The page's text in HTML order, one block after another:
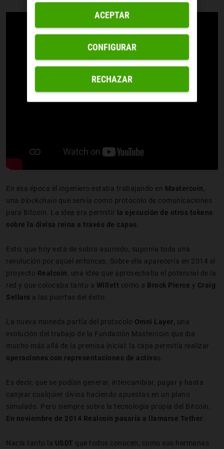
En esa época el ingeniero estaba trabajando en Mastercoin
una blockchain que servía como protocolo de comunicaciones
para Bitcoin. La idea era permitir
la ejecución de otros tokens
sobre la divisa reina a través de capas
Esto, que hoy está de sobra asumido, suponía toda una
revolución por aquel entonces. Sobre ella aparecería en 2014 el
proyecto Realcoin , una idea que aprovechaba el potencial de la
red y que colocaba tanto a Willett como a Brock Pierce y Craig
Sellars a las puertas del éxito.
La nueva moneda partía del protocolo Omni Layer , una
evolución del trabajo de la Fundación Mastercoin que iba
mucho más allá de la premisa inicial: la capa permitía realizar
operaciones con representaciones de activos.
Es decir, que se podían generar, intercambiar, pagar y hasta
canjear cualquier divisa haciendo apuestas en un plano
simulado. Pero siempre sobre la tecnología propia del Bitcoin.
En noviembre de 2014 Realcoin pasaría a llamarse Tether
Nacía tanto la USDT que todos conocen, como sus hermanas
RECHAZAR
ACEPTAR
CONFIGURAR